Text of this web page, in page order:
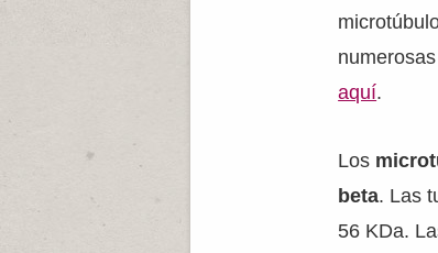
aquí.
Los
beta. Las
56 KDa.